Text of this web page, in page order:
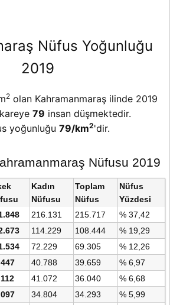
Nüfus Yoğunluğu
2019
2 olan Kahramanmaraş ilinde 2019
79 insan düşmektedir.
yoğunluğu 79/km2'dir.
Nüfusu 2019
Kadın
Nüfusu
Toplam
Nüfus
Nüfus
Yüzdesi
216.131 215.717
% 37,42
114.229 108.444
% 19,29
72.229 69.305
% 12,26
40.788 39.659
% 6,97
41.072 36.040
% 6,68
34.804 34.293
% 5,99